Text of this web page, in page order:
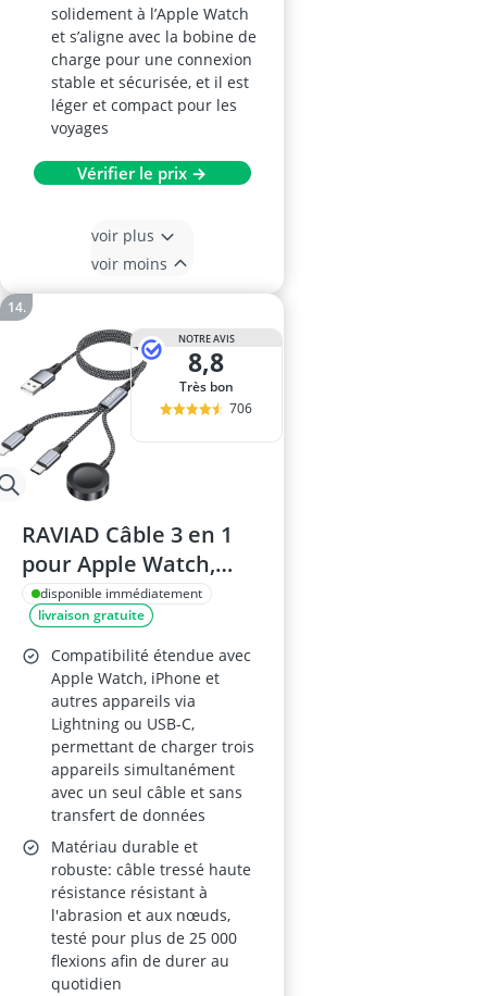
solidement à l’Apple Watch
et s’aligne avec la bobine de
charge pour une connexion
stable et sécurisée, et il est
léger et compact pour les
voyages
Vérifier le prix →
voir plus
voir moins
NOTRE AVIS
8,8
Très bon
706
RAVIAD Câble 3 en 1
pour Apple Watch,
iPhone et Galaxy – 1,2
m, Lightning et USB-C
disponible immédiatement
livraison gratuite
Compatibilité étendue avec
Apple Watch, iPhone et
autres appareils via
Lightning ou USB-C,
permettant de charger trois
appareils simultanément
avec un seul câble et sans
transfert de données
Matériau durable et
robuste: câble tressé haute
résistance résistant à
l'abrasion et aux nœuds,
testé pour plus de 25 000
flexions afin de durer au
quotidien